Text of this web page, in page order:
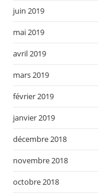
juin 2019
mai 2019
avril 2019
mars 2019
février 2019
janvier 2019
décembre 2018
novembre 2018
octobre 2018